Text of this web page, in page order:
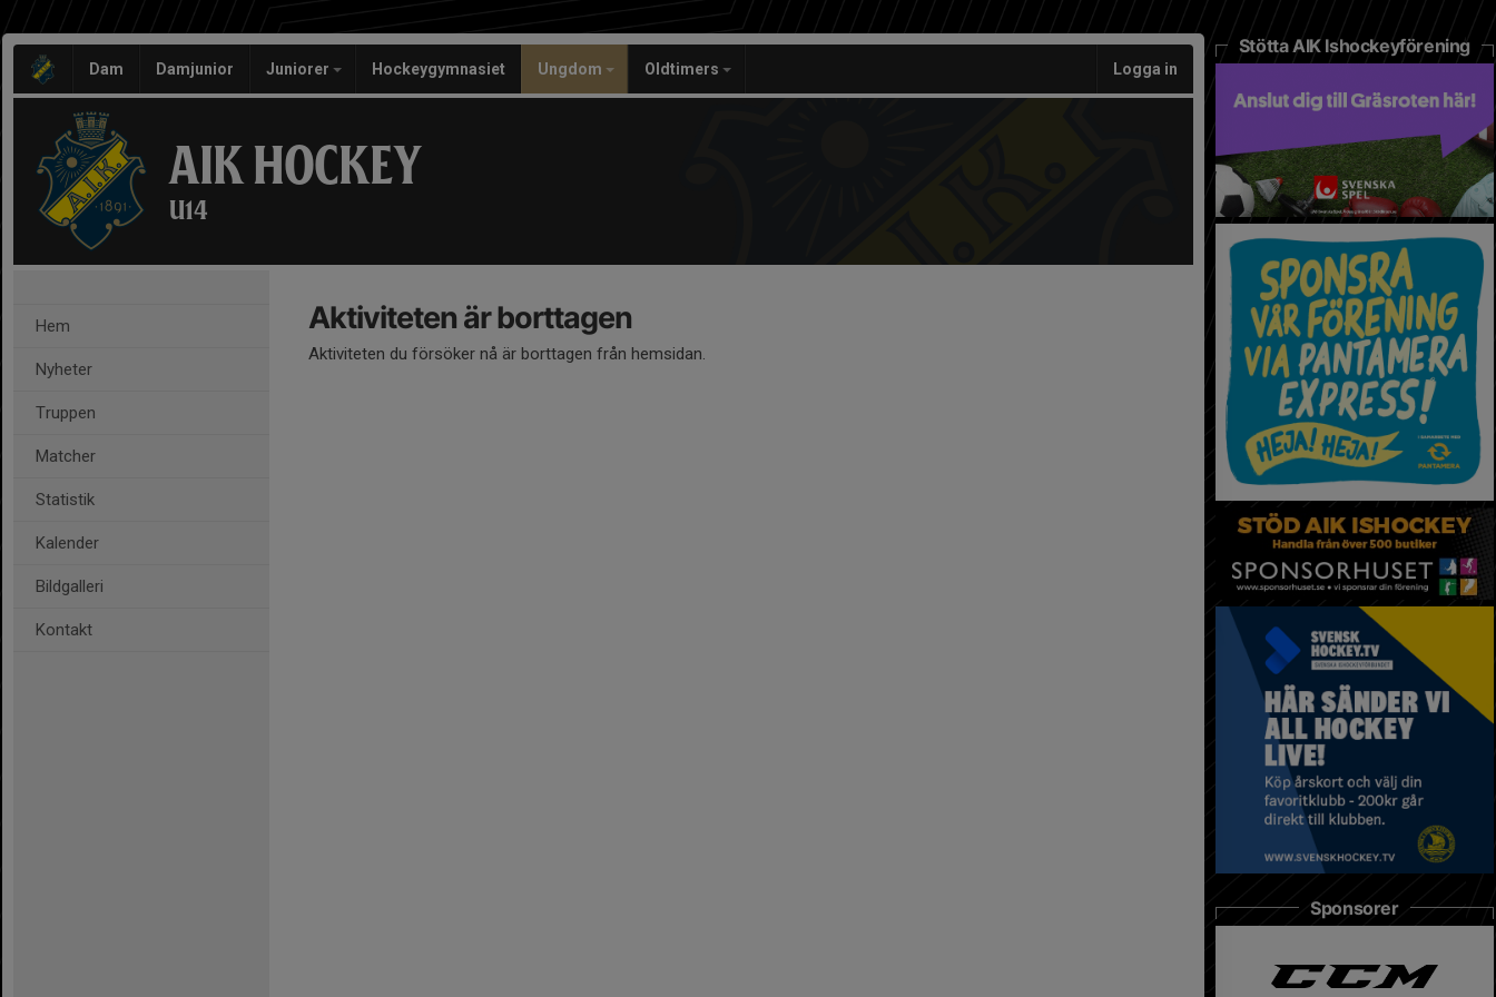
Dam Damjunior Juniorer Hockeygymnasiet Ungdom Oldtimers Logga in
AIK HOCKEY
U14
Hem
Nyheter
Truppen
Matcher
Statistik
Kalender
Bildgalleri
Kontakt
Aktiviteten är borttagen
Aktiviteten du försöker nå är borttagen från hemsidan.
Stötta AIK Ishockeyförening
Sponsorer